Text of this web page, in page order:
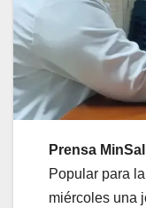
Prensa
Popular para
miércoles una